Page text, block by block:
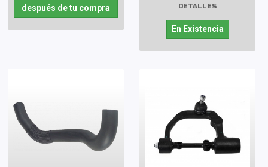
después de tu compra
DETALLES
En Existencia